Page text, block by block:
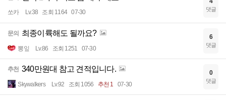
쏘카 Lv.38 조회 1164 07-30 댓글
문의 최종이륙해도 될까요?
뽕잎 Lv.86 조회 1251 07-30
6
댓글
추천 340만원대 참고 견적입니다.
Skywalkers Lv.92 조회 1056 추천 1 07-30
0
댓글